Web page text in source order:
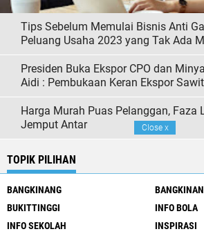
Tips Sebelum Memulai Bisnis Anti
Peluang Usaha 2023 yang Tak Ada
Presiden Buka Ekspor CPO dan
Aidi : Pembukaan Keran Ekspor
Harga Murah Puas Pelanggan, Faza
Jemput Antar
TOPIK PILIHAN
BANGKINANG
BUKITTINGGI
INFO BOLA
INFO SEKOLAH
INSPIRASI
Close x